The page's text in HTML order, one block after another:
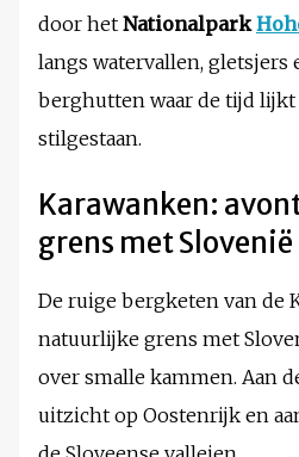
door het Nationalpark
langs watervallen, gletsjers
berghutten waar de tijd
stilgestaan.
Karawanken:
grens met Slovenië
De ruige bergketen van de
natuurlijke grens met
over smalle kammen. Aan
uitzicht op Oostenrijk en